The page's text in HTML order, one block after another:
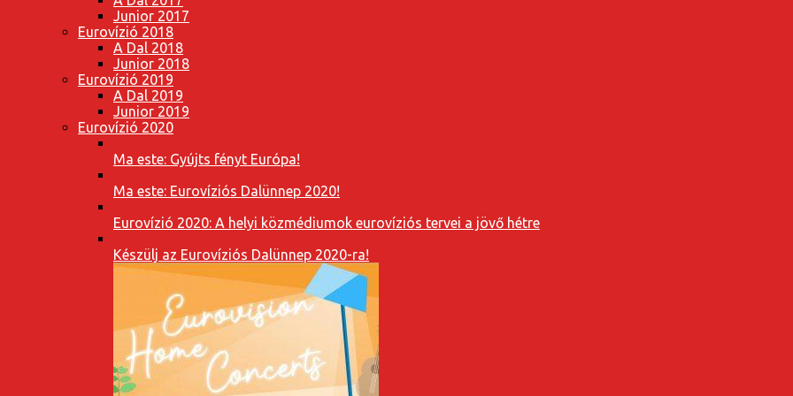
Junior 2017
Eurovízió 2018
A Dal 2018
Junior 2018
Eurovízió 2019
A Dal 2019
Junior 2019
Eurovízió 2020
Ma este: Gyújts fényt Európa!
Ma este: Eurovíziós Dalünnep 2020!
Eurovízió 2020: A helyi közmédiumok eurovíziós tervei a jövő hétre
Készülj az Eurovíziós Dalünnep 2020-ra!